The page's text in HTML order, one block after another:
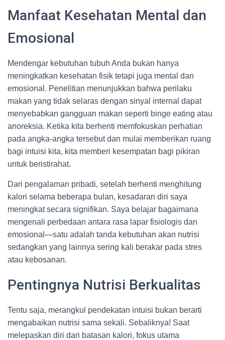
Manfaat Kesehatan Mental dan
Emosional
Mendengar kebutuhan tubuh Anda bukan hanya
meningkatkan kesehatan fisik tetapi juga mental dan
emosional. Penelitian menunjukkan bahwa perilaku
makan yang tidak selaras dengan sinyal internal dapat
menyebabkan gangguan makan seperti binge eating atau
anoreksia. Ketika kita berhenti memfokuskan perhatian
pada angka-angka tersebut dan mulai memberikan ruang
bagi intuisi kita, kita memberi kesempatan bagi pikiran
untuk beristirahat.
Dari pengalaman pribadi, setelah berhenti menghitung
kalori selama beberapa bulan, kesadaran diri saya
meningkat secara signifikan. Saya belajar bagaimana
mengenali perbedaan antara rasa lapar fisiologis dan
emosional—satu adalah tanda kebutuhan akan nutrisi
sedangkan yang lainnya sering kali berakar pada stres
atau kebosanan.
Pentingnya Nutrisi Berkualitas
Tentu saja, merangkul pendekatan intuisi bukan berarti
mengabaikan nutrisi sama sekali. Sebaliknya! Saat
melepaskan diri dari batasan kalori, fokus utama